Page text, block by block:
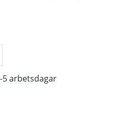
5 arbetsdagar